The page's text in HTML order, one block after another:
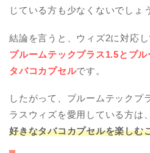
じている方も少なくないでしょ
結論を言うと、ウィズ2に対応
プルームテックプラス1.5とプ
タバコカプセルです。
したがって、プルームテックプ
ラスウィズを愛用している方は
好きなタバコカプセルを楽しむ